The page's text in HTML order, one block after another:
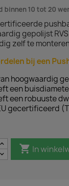
binnen 10 tot 20
gepolijst
zelf te
bij een
hoogwaardig
een
een robuuste
gecertificeerd
 In